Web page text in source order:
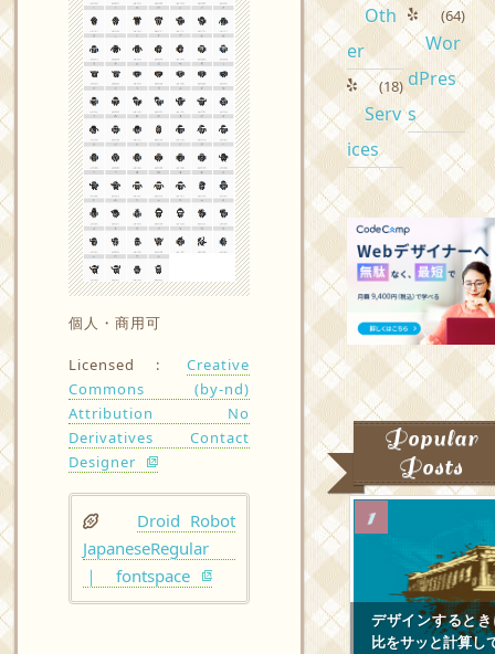
個人・商用可
Licensed :
Creative
Commons (by-nd)
Attribution No
Derivatives Contact
Designer
Droid Robot
JapaneseRegular
｜ fontspace
Oth
er
Serv
ices
(18)
Wor
dPres
s
(64)
Popular
Posts
デザインすると
比をサッと計算し